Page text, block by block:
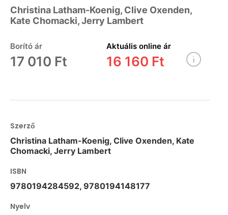
Christina Latham-Koenig, Clive Oxenden,
Kate Chomacki, Jerry Lambert
Borító ár
17 010 Ft
Aktuális online ár
16 160 Ft
Szerző
Christina Latham-Koenig, Clive Oxenden, Kate
Chomacki, Jerry Lambert
ISBN
9780194284592, 9780194148177
Nyelv